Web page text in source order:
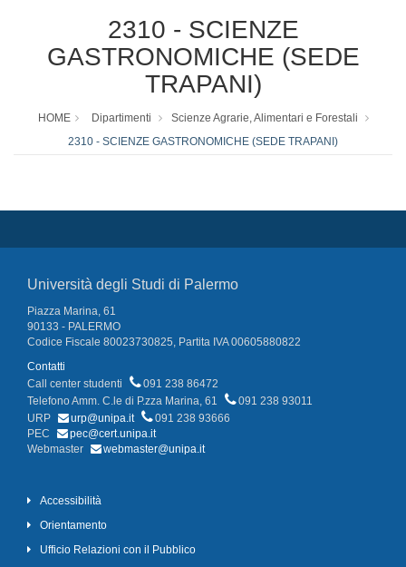
2310 - SCIENZE
GASTRONOMICHE (SEDE
TRAPANI)
HOME Dipartimenti
Scienze Agrarie, Alimentari e Forestali
2310 - SCIENZE GASTRONOMICHE (SEDE TRAPANI)
Università degli Studi di Palermo
Piazza Marina, 61
90133 - PALERMO
Codice Fiscale 80023730825, Partita IVA 00605880822
Contatti
Call center studenti
091 238 86472
Telefono Amm. C.le di P.zza Marina, 61
091 238 93011
URP
urp@unipa.it
091 238 93666
PEC
pec@cert.unipa.it
Webmaster
webmaster@unipa.it
Accessibilità
Orientamento
Ufficio Relazioni con il Pubblico